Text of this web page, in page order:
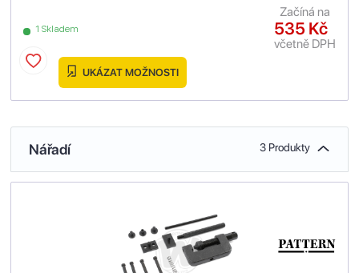
1 Skladem 535 Kč
včetně DPH
Začíná na
UKÁZAT MOŽNOSTI
Nářadí 3 Produkty